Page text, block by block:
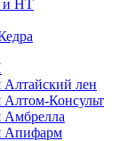
НТ
лен
Консульт
Амбрелла
Апифарм